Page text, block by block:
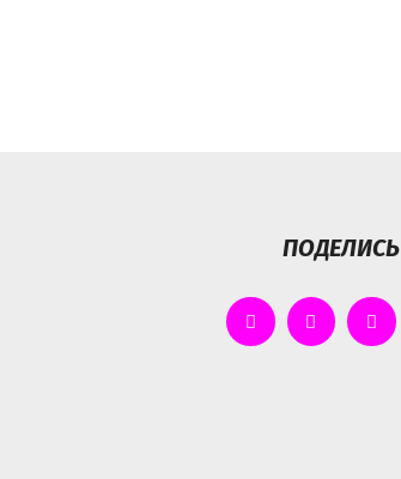
ПОДЕЛИСЬ